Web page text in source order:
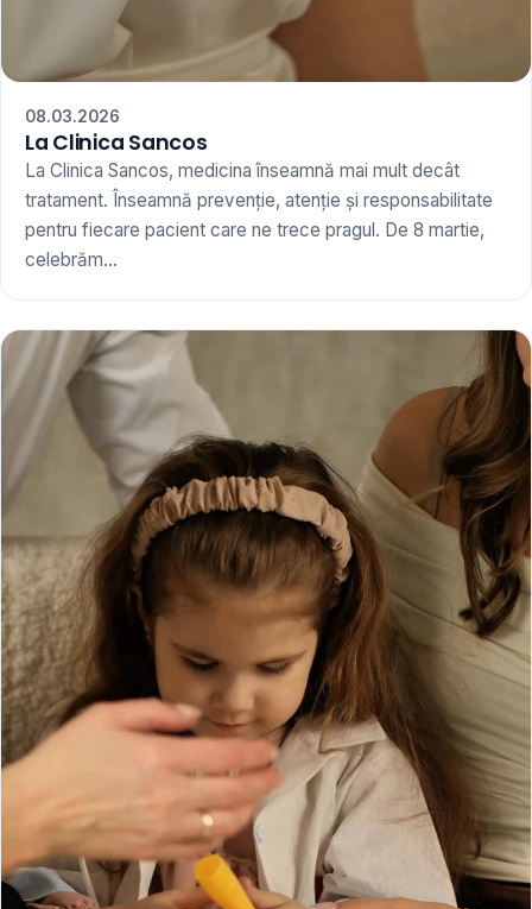
08.03.2026
La Clinica Sancos
La Clinica Sancos, medicina înseamnă mai mult decât
tratament. Înseamnă prevenție, atenție și responsabilitate
pentru fiecare pacient care ne trece pragul. De 8 martie,
celebrăm...